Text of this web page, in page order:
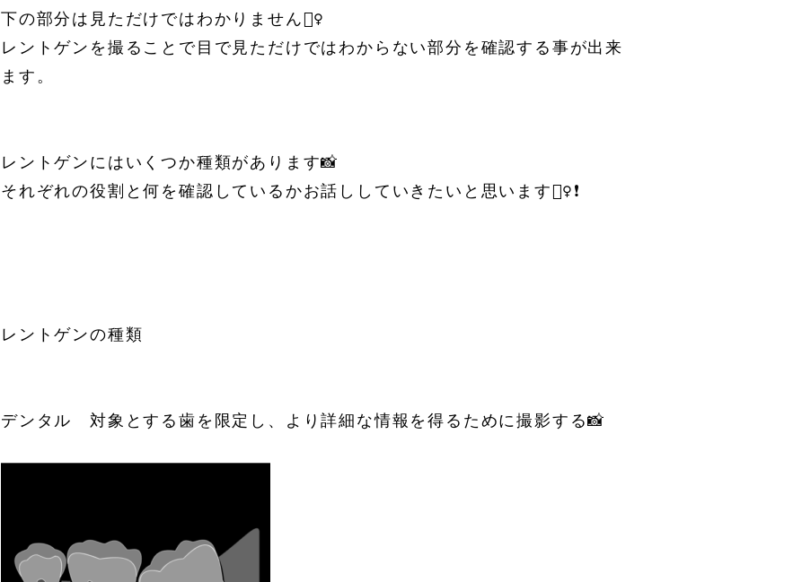
下の部分は見ただけではわかりません🙅‍♀️
レントゲンを撮ることで目で見ただけではわからない部分を確認する事が出来
ます。
レントゲンにはいくつか種類があります📸
それぞれの役割と何を確認しているかお話ししていきたいと思います🙋‍♀️❗️
レントゲンの種類
デンタル 対象とする歯を限定し、より詳細な情報を得るために撮影する📸